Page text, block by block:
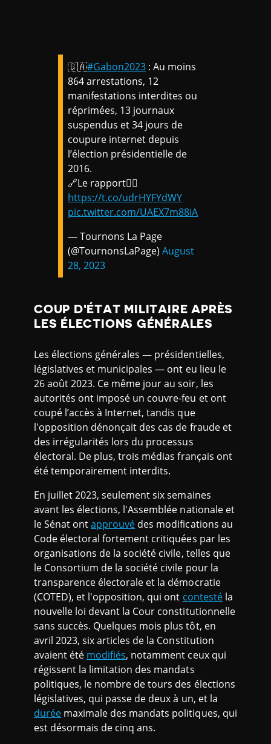
🇬🇦#Gabon2023 : Au moins
864 arrestations, 12
manifestations interdites ou
réprimées, 13 journaux
suspendus et 34 jours de
coupure internet depuis
l’élection présidentielle de
2016.
🔗Le rapport👉🏾
https://t.co/udrHYFYdWY
pic.twitter.com/UAEX7m88iA
— Tournons La Page
(@TournonsLaPage)August
28, 2023
COUP D'ÉTAT MILITAIRE APRÈS
LES ÉLECTIONS GÉNÉRALES
Les élections générales — présidentielles,
législatives et municipales — ont eu lieu le
26 août 2023. Ce même jour au soir, les
autorités ont imposé un couvre-feu et ont
coupé l’accès à Internet, tandis que
l'opposition dénonçait des cas de fraude et
des irrégularités lors du processus
électoral. De plus, trois médias français ont
été temporairement interdits.
En juillet 2023, seulement six semaines
avant les élections, l'Assemblée nationale et
le Sénat ontapprouvé des modifications au
Code électoral fortement critiquées par les
organisations de la société civile, telles que
le Consortium de la société civile pour la
transparence électorale et la démocratie
(COTED), et l'opposition, qui ont contestéla
nouvelle loi devant la Cour constitutionnelle
sans succès. Quelques mois plus tôt, en
avril 2023, six articles de la Constitution
avaient été modifiés, notamment ceux qui
régissent la limitation des mandats
politiques, le nombre de tours des élections
législatives, qui passe de deux à un, et la
durée maximale des mandats politiques, qui
est désormais de cinq ans.